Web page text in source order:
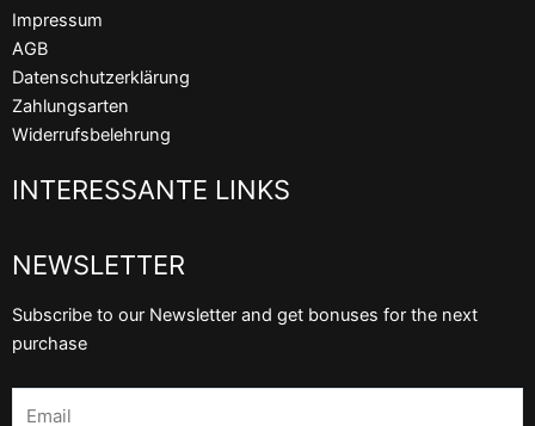
o
o
k
r
Impressum
AGB
Datenschutzerklärung
Zahlungsarten
Widerrufsbelehrung
INTERESSANTE LINKS
NEWSLETTER
Subscribe to our Newsletter and get bonuses for the next
purchase